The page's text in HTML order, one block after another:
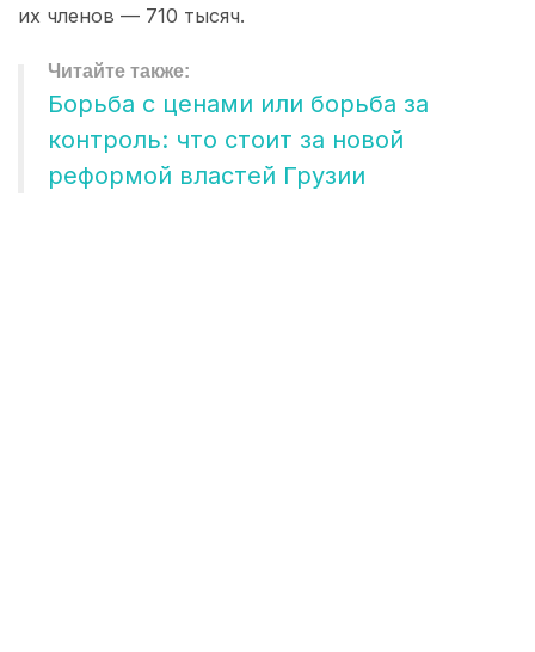
их членов — 710 тысяч.
Борьба с ценами или борьба за
контроль: что стоит за новой
реформой властей Грузии